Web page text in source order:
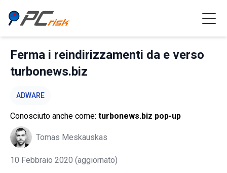
Ferma i reindirizzamenti da e verso
turbonews.biz
ADWARE
Conosciuto anche come: turbonews.biz pop-up
Tomas Meskauskas
10 Febbraio 2020 (aggiornato)